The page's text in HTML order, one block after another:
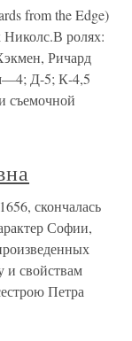
from the Edge)
ролях:
Ричард
Д-5; К-4,5
съемочной
скончалась
Софии,
и свойствам
Петра